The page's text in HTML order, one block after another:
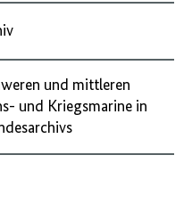
und mittleren
und Kriegsmarine in